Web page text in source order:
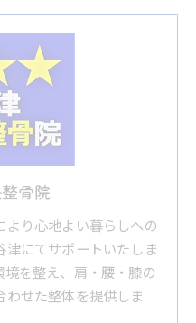
骨院
り心地よい暮らしへの
にてサポートいたしま
を整え、肩・腰・膝の
せた整体を提供しま